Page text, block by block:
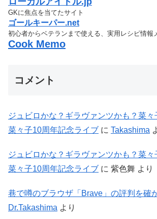
GKに焦点を当てたサイト
ゴールキーパー.net
初心者からベテランまで使える、実用レシピ情報
Cook Memo
コメント
ジュビロかな？ギラヴァンツかも？菜
菜々子10周年記念ライブ に Takashima
ジュビロかな？ギラヴァンツかも？菜
菜々子10周年記念ライブ に 紫色舞 より
巷で噂のブラウザ「Brave」の評判を確
Dr.Takashima より